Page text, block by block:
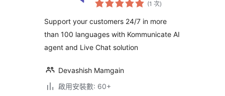
Chat for Customer
(1 次分
數
)
Support your customers 24/7 in more
than 100 languages with Kommunicate AI
agent and Live Chat solution
Devashish Mamgain
啟用安裝數: 60+